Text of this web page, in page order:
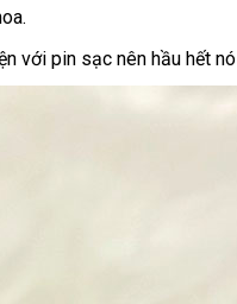
sử
online
với pin sạc nên hầu hết nó